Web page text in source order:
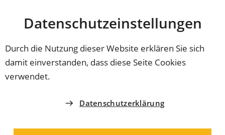
Datenschutz­einstellungen
Durch die Nutzung dieser Website erklären Sie sich
damit einverstanden, dass diese Seite Cookies
verwendet.
Datenschutzerklärung
INHALT ANSPRINGEN
Coburg
Tennisverband e.V.